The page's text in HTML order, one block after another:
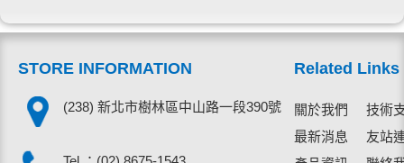
STORE INFORMATION
(238) 新北市樹林區中山路一段390號
Related Links
關於我們
技術
最新消息
友站